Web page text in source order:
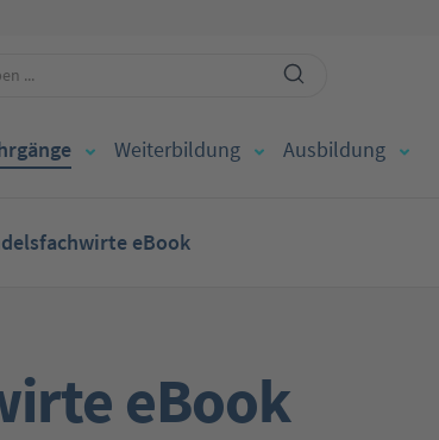
Weiterbildung Ausbildung
eBook
eBook